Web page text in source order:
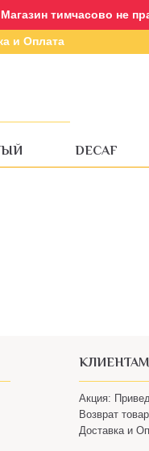
Магазин тимчасово не
и Оплата
DECAF
КЛИЕНТАМ
Акция:
Возврат
Доставка и